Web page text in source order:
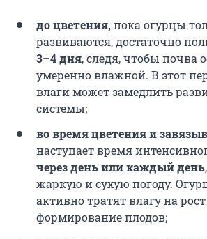
до цветения,пока огурцы
развиваются, достаточно
3–4 дня, следя, чтобы почва
умеренно влажной. В этот
влаги может замедлить
системы;
во время цветения и
наступает время
через день или каждый день
жаркую и сухую погоду.
активно тратят влагу на
формирование плодов;